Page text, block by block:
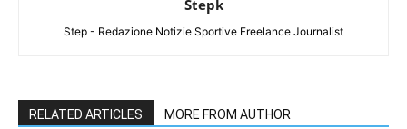
Stepk
Step - Redazione Notizie Sportive Freelance Journalist
RELATED ARTICLES MORE FROM AUTHOR